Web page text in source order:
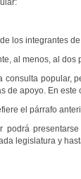
los integrantes
al menos, al
consulta popular,
de apoyo. En
el párrafo
legislatura y